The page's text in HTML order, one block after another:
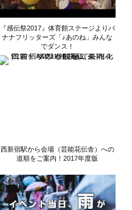
『感伝祭2017』体育館ステージよりバ
ナナフリッターズ「♪あのね」みんな
でダンス！
西新宿駅から会場（芸能花伝舎）への
道順をご案内！2017年度版